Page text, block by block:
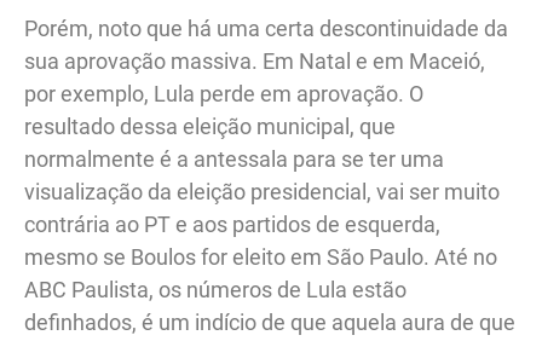
Porém, noto que há uma certa descontinuidade da
sua aprovação massiva. Em Natal e em Maceió,
por exemplo, Lula perde em aprovação. O
resultado dessa eleição municipal, que
normalmente é a antessala para se ter uma
visualização da eleição presidencial, vai ser muito
contrária ao PT e aos partidos de esquerda,
mesmo se Boulos for eleito em São Paulo. Até no
ABC Paulista, os números de Lula estão
definhados, é um indício de que aquela aura de que